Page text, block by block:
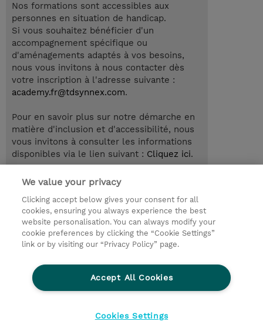
Nos formations sont accessibles aux
personnes en situation de handicap.
Si vous souhaitez bénéficier d'un
accompagnement spécifique ou
d'aménagements adaptés à vos besoins,
nous vous invitons à nous contacter dès
votre inscription à l'adresse suivante :
academy.fr@tdsynnex.com.
Pour en savoir plus sur notre démarche en
matière d'inclusion et d'accessibilité, nous
vous invitons à consulter les informations
disponibles via le lien suivant : Cliquez ici.
© 2026 TD SYNNEX
Relations Investisseurs
Ethics and Compliance
Ethics Line
Politique Environnementale - RSE
Informations sur le transfert des données
We value your privacy
Clicking accept below gives your consent for all
cookies, ensuring you always experience the best
website personalisation. You can always modify your
cookie preferences by clicking the “Cookie Settings”
link or by visiting our “Privacy Policy” page.
Accept All Cookies
Cookies Settings